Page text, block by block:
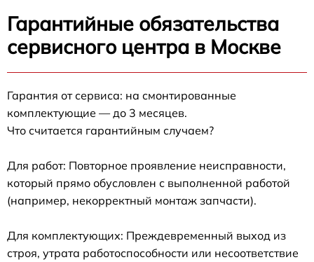
Гарантийные обязательства
сервисного центра в Москве
Гарантия от сервиса: на смонтированные
комплектующие — до 3 месяцев.
Что считается гарантийным случаем?
Для работ: Повторное проявление неисправности,
который прямо обусловлен с выполненной работой
(например, некорректный монтаж запчасти).
Для комплектующих: Преждевременный выход из
строя, утрата работоспособности или несоответствие